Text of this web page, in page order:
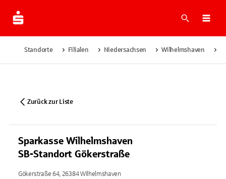
Suche
Standorte Filialen Niedersachsen Wilhelmshaven
Zurück zur Liste
Sparkasse Wilhelmshaven
SB-Standort Gökerstraße
Gökerstraße 64, 26384 Wilhelmshaven